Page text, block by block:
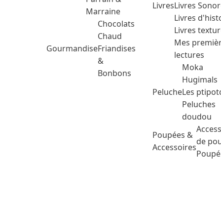
Marraine
Gourmandise
Chocolats
Chaud
Friandises
&
Bonbons
LivresLivres
Livres
Livres
Mes
lectures
Peluche
Moka
Hugimals
Les
Peluches
doudou
Poupées &
Accessoires
de